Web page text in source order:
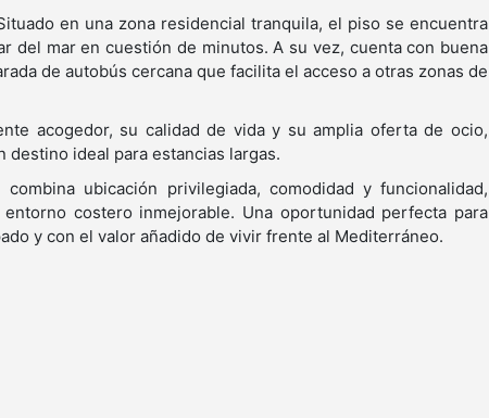
en una zona residencial tranquila, el piso se encuentra
del mar en cuestión de minutos. A su vez, cuenta con buena
de autobús cercana que facilita el acceso a otras zonas de
acogedor, su calidad de vida y su amplia oferta de ocio,
ideal para estancias largas.
ubicación privilegiada, comodidad y funcionalidad,
costero inmejorable. Una oportunidad perfecta para
y con el valor añadido de vivir frente al Mediterráneo.